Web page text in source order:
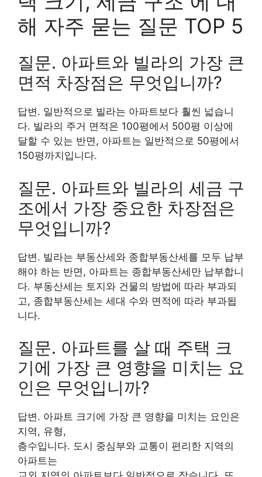
해 자주 묻는 질문 TOP 5
질문. 아파트와 빌라의 가장 큰
면적 차장점은 무엇입니까?
답변. 일반적으로 빌라는 아파트보다 훨씬 넓습니
다. 빌라의 주거 면적은 100평에서 500평 이상에
달할 수 있는 반면, 아파트는 일반적으로 50평에서
150평까지입니다.
질문. 아파트와 빌라의 세금 구
조에서 가장 중요한 차장점은
무엇입니까?
답변. 빌라는 부동산세와 종합부동산세를 모두 납부
해야 하는 반면, 아파트는 종합부동산세만 납부합니
다. 부동산세는 토지와 건물의 방법에 따라 부과되
고, 종합부동산세는 세대 수와 면적에 따라 부과됩
니다.
질문. 아파트를 살 때 주택 크
기에 가장 큰 영향을 미치는 요
인은 무엇입니까?
답변. 아파트 크기에 가장 큰 영향을 미치는 요인은
지역, 유형,
층수입니다. 도시 중심부와 교통이 편리한 지역의
아파트는